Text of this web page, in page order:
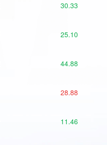
30.33
25.10
44.88
28.88
11.46